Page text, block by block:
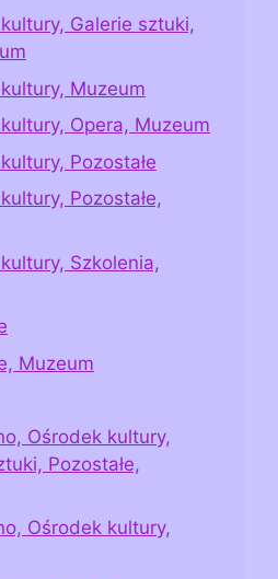
Galerie sztuki,
Muzeum
Opera, Muzeum
Pozostałe
Pozostałe,
Szkolenia,
Muzeum
Ośrodek kultury,
Pozostałe,
Ośrodek kultury,